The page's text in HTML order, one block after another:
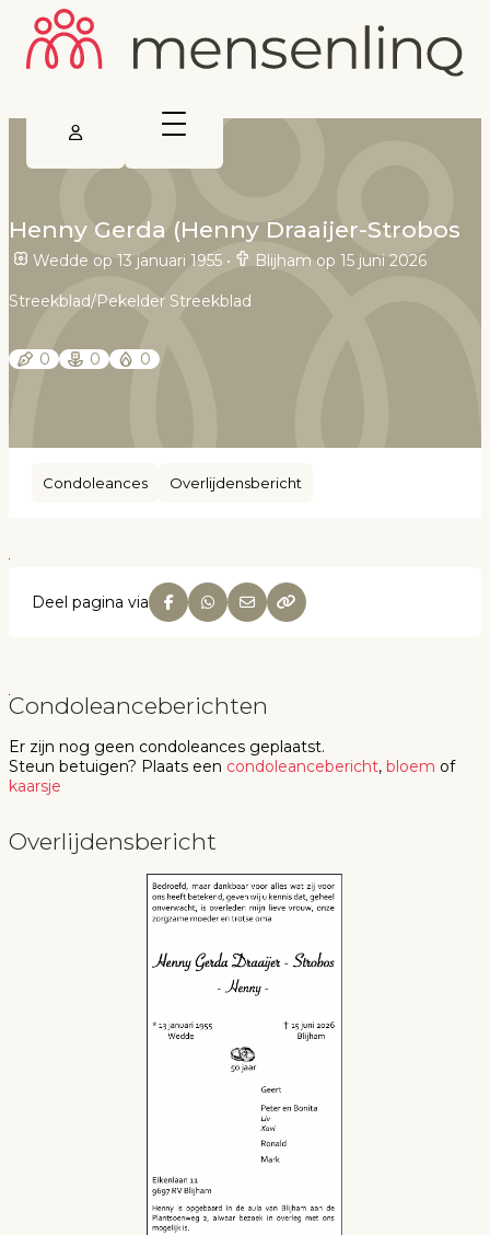
Henny Gerda (Henny Draaijer-Strobos
Wedde op 13 januari 1955 • Blijham op 15 juni 2026
Streekblad/Pekelder Streekblad
0 0 0
Condoleances Overlijdensbericht
Deel pagina via
Condoleanceberichten
Er zijn nog geen condoleances geplaatst.
Steun betuigen? Plaats een condoleancebericht, bloem of
kaarsje
Overlijdensbericht